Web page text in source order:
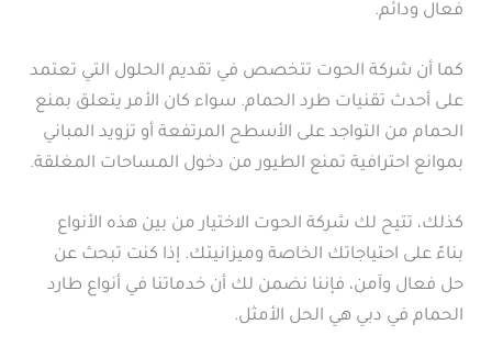
فعال ودائم.
كما أن شركة الحوت تتخصص في تقديم الحلول التي تعتمد
على أحدث تقنيات طرد الحمام. سواء كان الأمر يتعلق بمنع
الحمام من التواجد على الأسطح المرتفعة أو تزويد المباني
بموانع احترافية تمنع الطيور من دخول المساحات المغلقة.
كذلك، تتيح لك شركة الحوت الاختيار من بين هذه الأنواع
بناءً على احتياجاتك الخاصة وميزانيتك. إذا كنت تبحث عن
حل فعال وآمن، فإننا نضمن لك أن خدماتنا في أنواع طارد
الحمام في دبي هي الحل الأمثل.